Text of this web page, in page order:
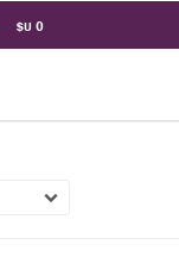
$U 0